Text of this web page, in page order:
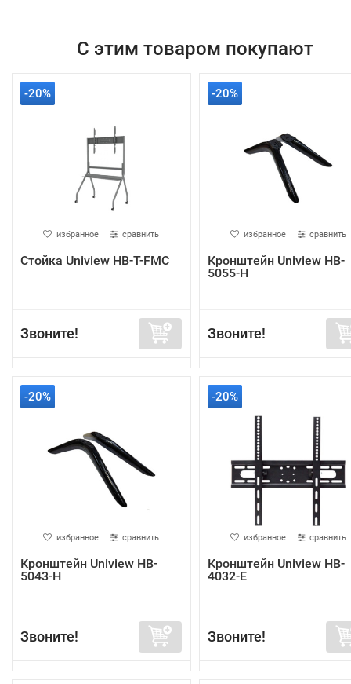
С этим товаром покупают
-20%
избранное сравнить
Стойка Uniview HB-T-FMC
Звоните!
-20%
избранное сравнить
Кронштейн Uniview HB-
5055-H
Звоните!
-20%
избранное сравнить
Кронштейн Uniview HB-
5043-H
Звоните!
-20%
избранное сравнить
Кронштейн Uniview HB-
4032-E
Звоните!